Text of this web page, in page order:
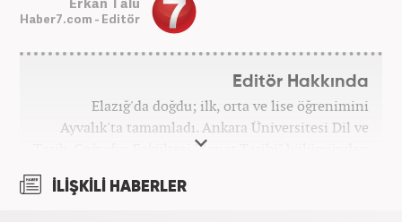
Haber7.com - Editör
Editör Hakkında
Elazığ'da doğdu; ilk, orta ve lise öğrenimini
Ayvalık'ta tamamladı. Ankara Üniversitesi Dil ve
Tarih-Coğrafya Fakültesi "Sanat Tarihi" bölümünden
üzerine eğitimler aldı. Haberciliğe "muhabir" olarak
İLİŞKİLİ HABERLER